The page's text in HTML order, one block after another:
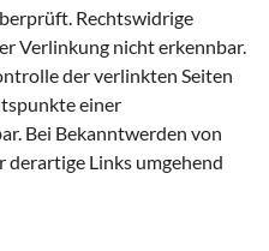
Rechtswidrige
Verlinkung nicht erkennbar.
der verlinkten Seiten
einer
Bei Bekanntwerden von
derartige Links umgehend